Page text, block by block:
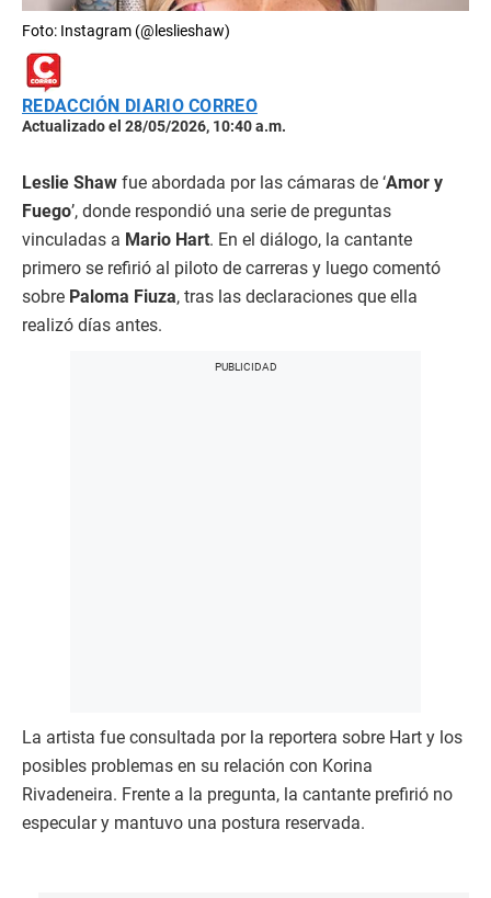
Foto: Instagram (@leslieshaw)
REDACCIÓN DIARIO CORREO
Actualizado el 28/05/2026, 10:40 a.m.
Leslie Shaw fue abordada por las cámaras de ‘Amor y
Fuego’, donde respondió una serie de preguntas
vinculadas a Mario Hart. En el diálogo, la cantante
primero se refirió al piloto de carreras y luego comentó
sobre Paloma Fiuza, tras las declaraciones que ella
realizó días antes.
La artista fue consultada por la reportera sobre Hart y los
posibles problemas en su relación con Korina
Rivadeneira. Frente a la pregunta, la cantante prefirió no
especular y mantuvo una postura reservada.